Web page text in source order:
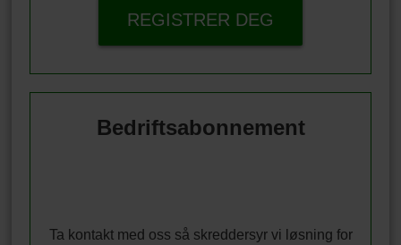
REGISTRER DEG
Bedriftsabonnement
Ta kontakt med oss så skreddersyr vi løsning for